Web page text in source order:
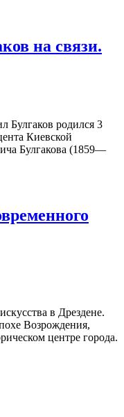
на связи.
Булгаков родился 3
Киевской
Булгакова (1859—
в Дрездене.
Возрождения,
центре города.